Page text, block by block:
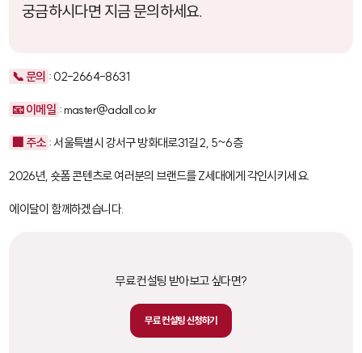
궁금하시다면 지금 문의하세요.
📞 문의 : 02-2664-8631
📧 이메일 : master@adall.co.kr
🏢 주소 : 서울특별시 강서구 방화대로31길 2, 5~6층
2026년, 숏폼 콘텐츠로 여러분의 브랜드를 Z세대에게 각인시키세요.
에이달이 함께하겠습니다.
무료 컨설팅 받아보고 싶다면?
무료 컨설팅 신청하기